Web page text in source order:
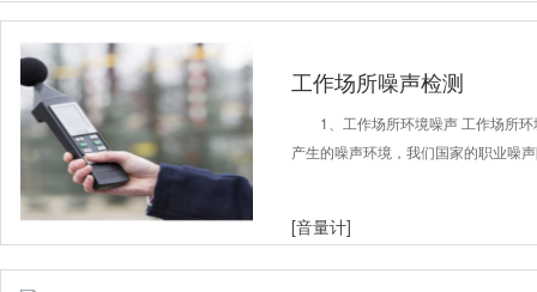
工作场所噪声检测
1、工作场所环境噪声 工作场所
产生的噪声环境，我们国家的职业噪
[音量计]